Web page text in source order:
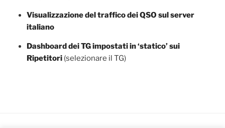
Visualizzazione del traffico dei QSO sul server
italiano
Dashboard dei TG impostati in ‘statico’ sui
Ripetitori(selezionare il TG)